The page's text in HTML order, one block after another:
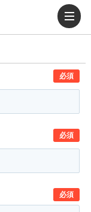
必須
必須
必須